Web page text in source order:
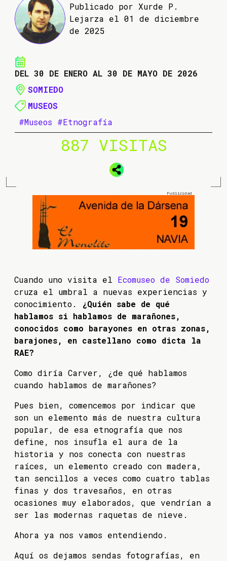
Publicado por Xurde P.
Lejarza el 01 de diciembre
de 2025
DEL 30 DE ENERO AL 30 DE MAYO DE 2026
SOMIEDO
MUSEOS
#Museos #Etnografía
887 VISITAS
Cuando uno visita el Ecomuseo de Somiedo
cruza el umbral a nuevas experiencias y
conocimiento. ¿Quién sabe de qué
hablamos si hablamos de marañones,
conocidos como barayones en otras zonas,
barajones, en castellano como dicta la
RAE?
Como diría Carver, ¿de qué hablamos
cuando hablamos de marañones?
Pues bien, comencemos por indicar que
son un elemento más de nuestra cultura
popular, de esa etnografía que nos
define, nos insufla el aura de la
historia y nos conecta con nuestras
raíces, un elemento creado con madera,
tan sencillos a veces como cuatro tablas
finas y dos travesaños, en otras
ocasiones muy elaborados, que vendrían a
ser las modernas raquetas de nieve.
Ahora ya nos vamos entendiendo.
Aquí os dejamos sendas fotografías, en